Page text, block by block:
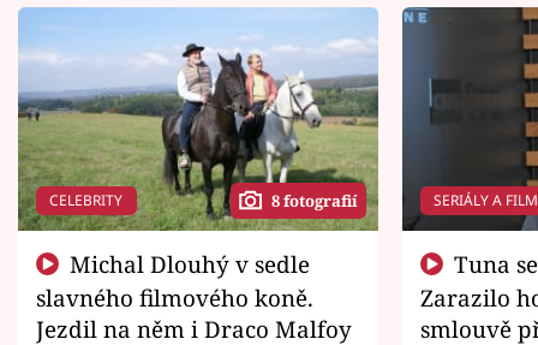
CELEBRITY 8 fotografií
slavného filmového koně.
Jezdil na něm i Draco Malfoy
SERIÁLY A
Zarazilo
smlouvě